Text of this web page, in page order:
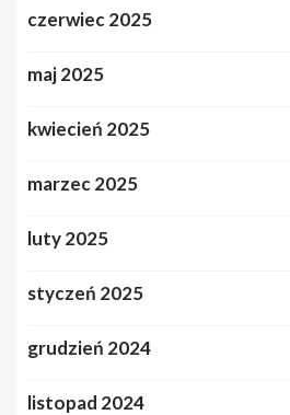
czerwiec 2025
maj 2025
kwiecień 2025
marzec 2025
luty 2025
styczeń 2025
grudzień 2024
listopad 2024